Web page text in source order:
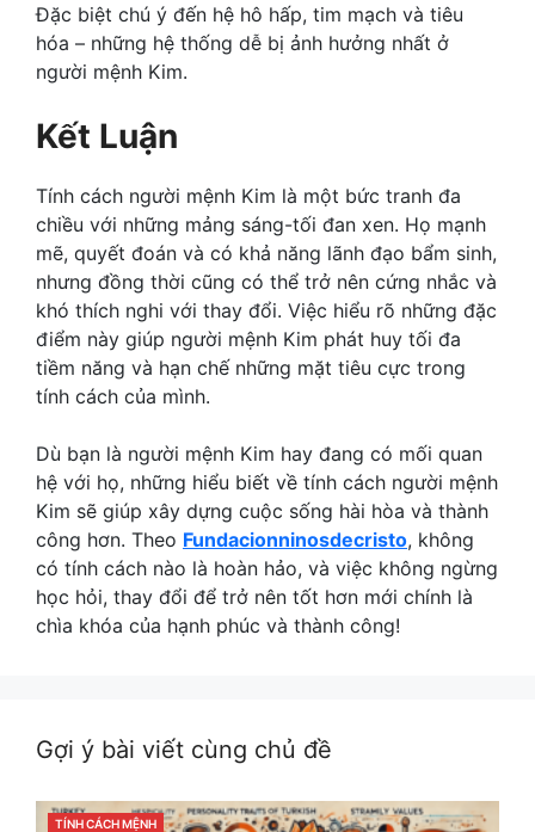
Đặc biệt chú ý đến hệ hô hấp, tim mạch và tiêu
hóa – những hệ thống dễ bị ảnh hưởng nhất ở
người mệnh Kim.
Kết Luận
Tính cách người mệnh Kim là một bức tranh đa
chiều với những mảng sáng-tối đan xen. Họ mạnh
mẽ, quyết đoán và có khả năng lãnh đạo bẩm sinh,
nhưng đồng thời cũng có thể trở nên cứng nhắc và
khó thích nghi với thay đổi. Việc hiểu rõ những đặc
điểm này giúp người mệnh Kim phát huy tối đa
tiềm năng và hạn chế những mặt tiêu cực trong
tính cách của mình.
Dù bạn là người mệnh Kim hay đang có mối quan
hệ với họ, những hiểu biết về tính cách người mệnh
Kim sẽ giúp xây dựng cuộc sống hài hòa và thành
công hơn. Theo Fundacionninosdecristo, không
có tính cách nào là hoàn hảo, và việc không ngừng
học hỏi, thay đổi để trở nên tốt hơn mới chính là
chìa khóa của hạnh phúc và thành công!
Gợi ý bài viết cùng chủ đề
CATEGORIES
TÍNH CÁCH MỆNH